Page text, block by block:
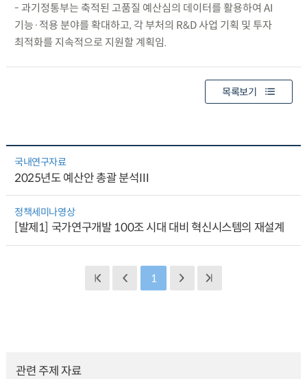
- 과기정통부는 축적된 고품질 예산심의 데이터를 활용하여 AI
기능·적용 분야를 확대하고, 각 부처의 R&D 사업 기획 및 투자
최적화를 지속적으로 지원할 계획임.
목록보기
국내연구자료
2025년도 예산안 총괄 분석Ⅲ
정책세미나영상
[발제1] 국가연구개발 100조 시대 대비 혁신시스템의 재설계
1
관련 주제 자료